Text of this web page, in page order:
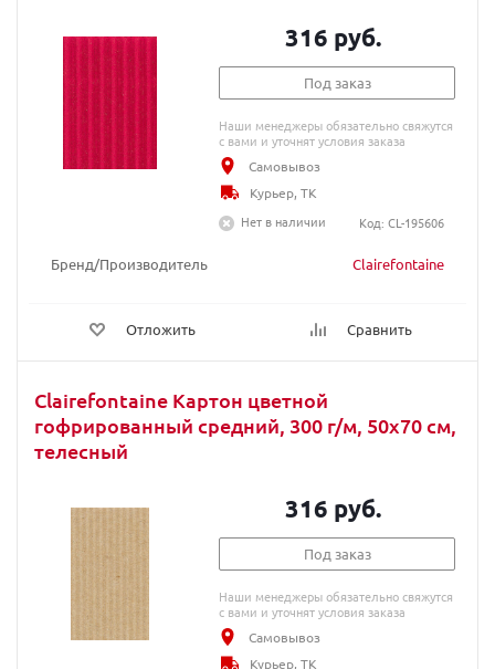
Бренд/Производитель Clairefontaine
Отложить Сравнить
316 руб.
Под заказ
Наши менеджеры обязательно свяжутся
с вами и уточнят условия заказа
Самовывоз
Курьер, ТК
Нет в наличии
Код: CL-195606
Clairefontaine Картон цветной
гофрированный средний, 300 г/м, 50х70 см,
телесный
316 руб.
Под заказ
Наши менеджеры обязательно свяжутся
с вами и уточнят условия заказа
Самовывоз
Курьер, ТК